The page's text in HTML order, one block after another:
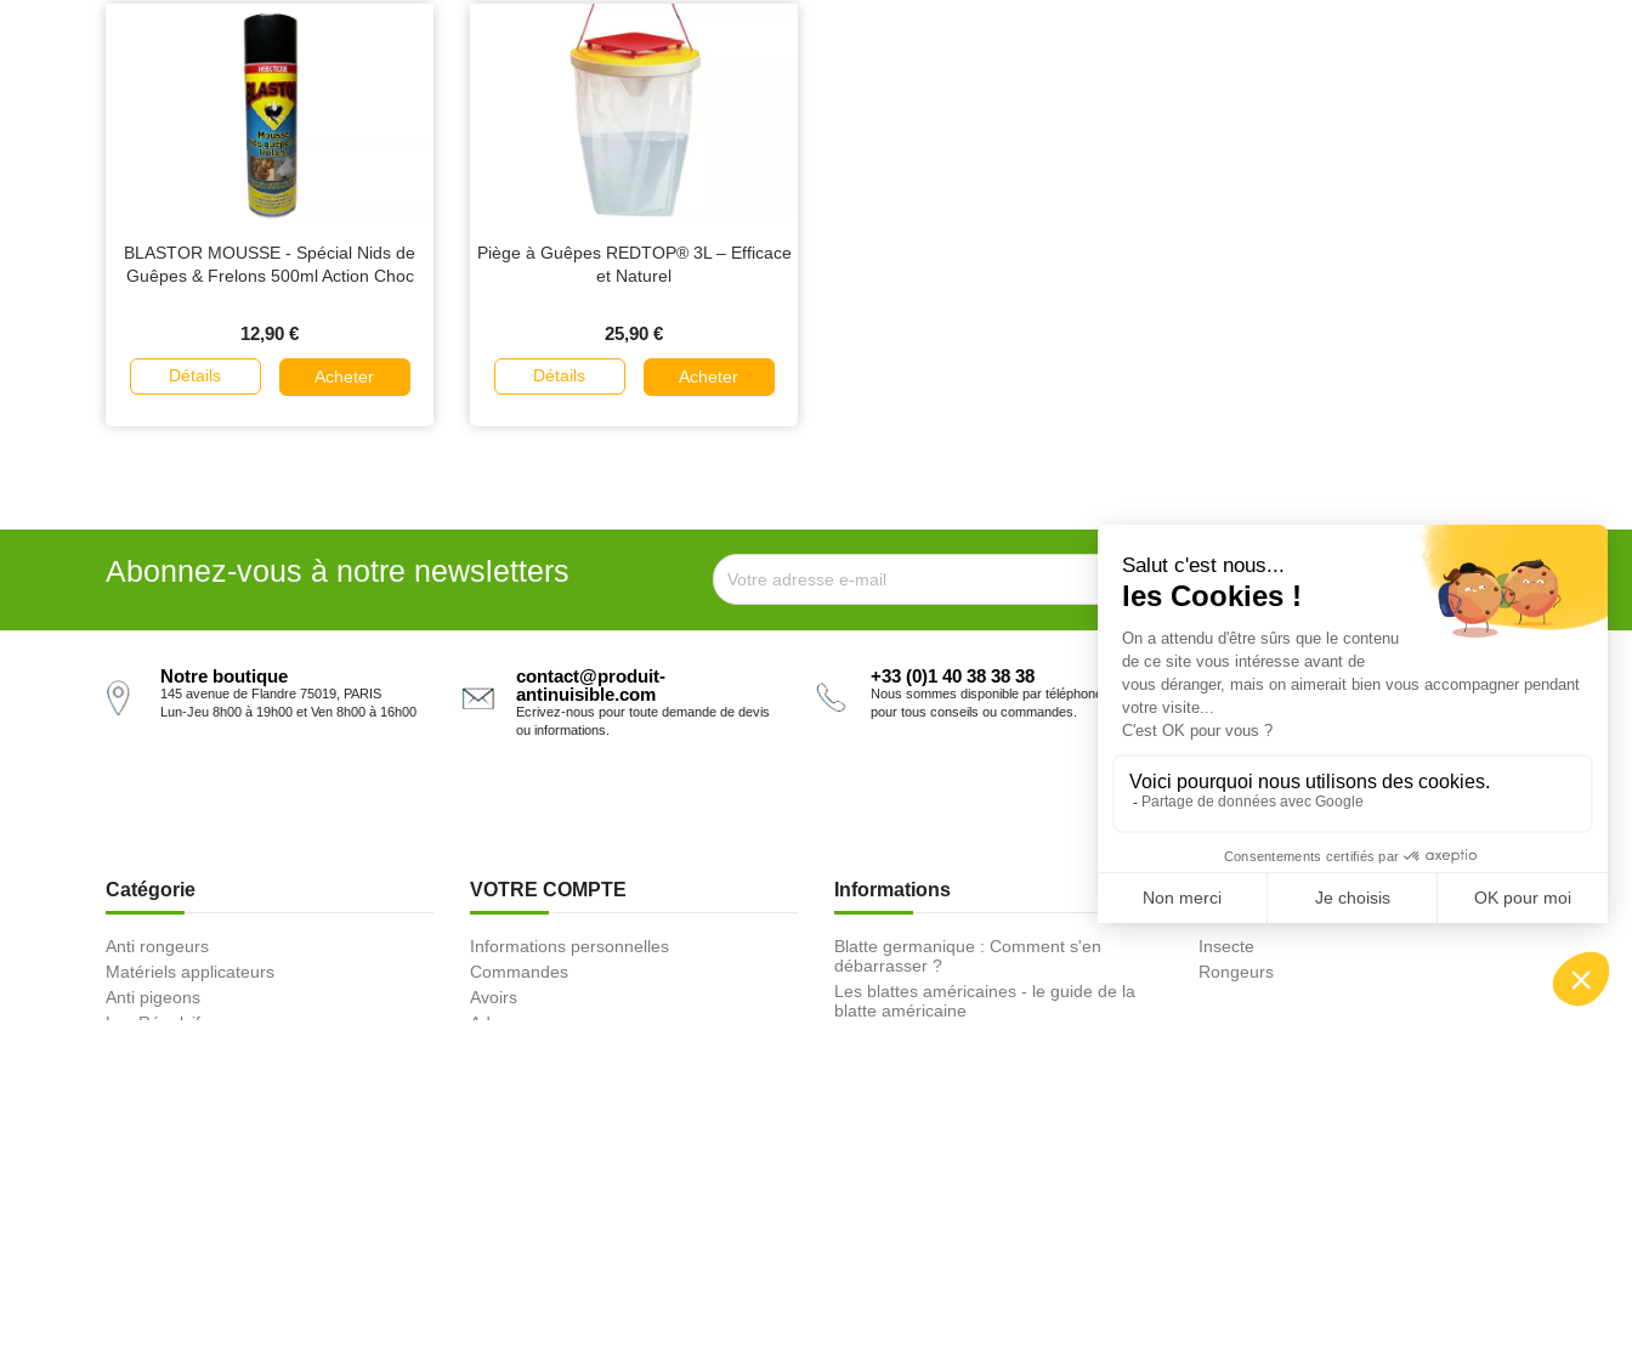
BLASTOR MOUSSE - Spécial Nids de
Guêpes & Frelons 500ml Action Choc
12,90 €
Détails Acheter
Piège à Guêpes REDTOP® 3L – Efficace
et Naturel
25,90 €
Détails Acheter
Abonnez-vous à notre newsletters
Notre boutique
145 avenue de Flandre 75019, PARIS
Lun-Jeu 8h00 à 19h00 et Ven 8h00 à 16h00
contact@produit-
antinuisible.com
Ecrivez-nous pour toute demande de devis
ou informations.
+33 (0)1 40 38 38 38
Nous sommes disponible par téléphone
pour tous conseils ou commandes.
Certifications
Personnel certifié CERTIPHYTO et
Catégorie
Anti rongeurs
Matériels applicateurs
Anti pigeons
Les Répulsifs
VOTRE COMPTE
Informations personnelles
Commandes
Avoirs
Adresses
Informations
Blatte germanique : Comment s'en
débarrasser ?
Les blattes américaines - le guide de la
blatte américaine
Fiches conseils
Insecte
Rongeurs